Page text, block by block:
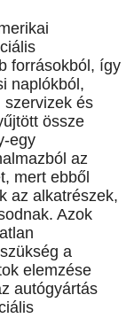
forrásokból, így
naplókból,
szervizek és
össze
egy
az
mert ebből
az alkatrészek,
Azok
a
elemzése
autógyártás